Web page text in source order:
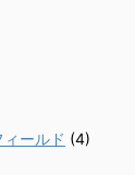
ールド (4)